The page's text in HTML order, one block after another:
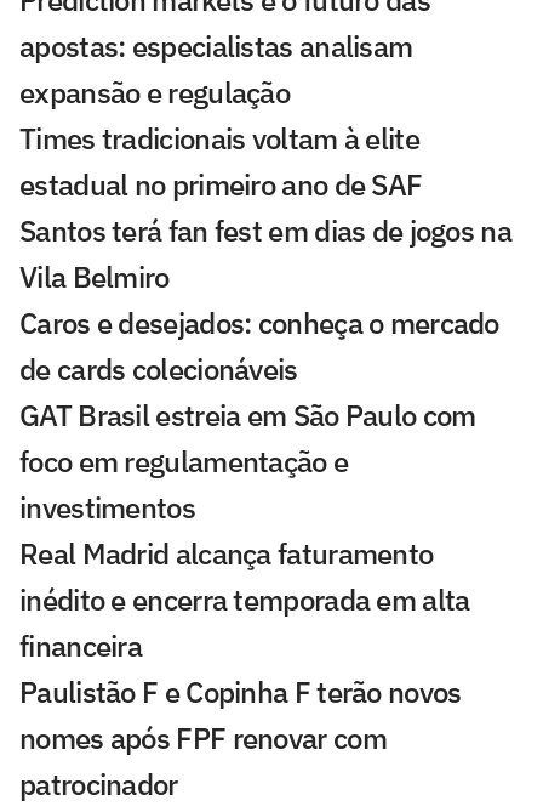
apostas: especialistas analisam
expansão e regulação
Times tradicionais voltam à elite
estadual no primeiro ano de SAF
Santos terá fan fest em dias de jogos na
Vila Belmiro
Caros e desejados: conheça o mercado
de cards colecionáveis
GAT Brasil estreia em São Paulo com
foco em regulamentação e
investimentos
Real Madrid alcança faturamento
inédito e encerra temporada em alta
financeira
Paulistão F e Copinha F terão novos
nomes após FPF renovar com
patrocinador